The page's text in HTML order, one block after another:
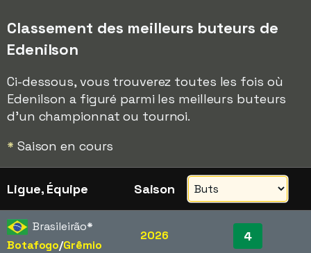
Classement des meilleurs buteurs de
Edenilson
Ci-dessous, vous trouverez toutes les fois où
Edenilson a figuré parmi les meilleurs buteurs
d'un championnat ou tournoi.
* Saison en cours
Ligue, Équipe Saison
Brasileirão*
Botafogo/​Grêmio
2026 4